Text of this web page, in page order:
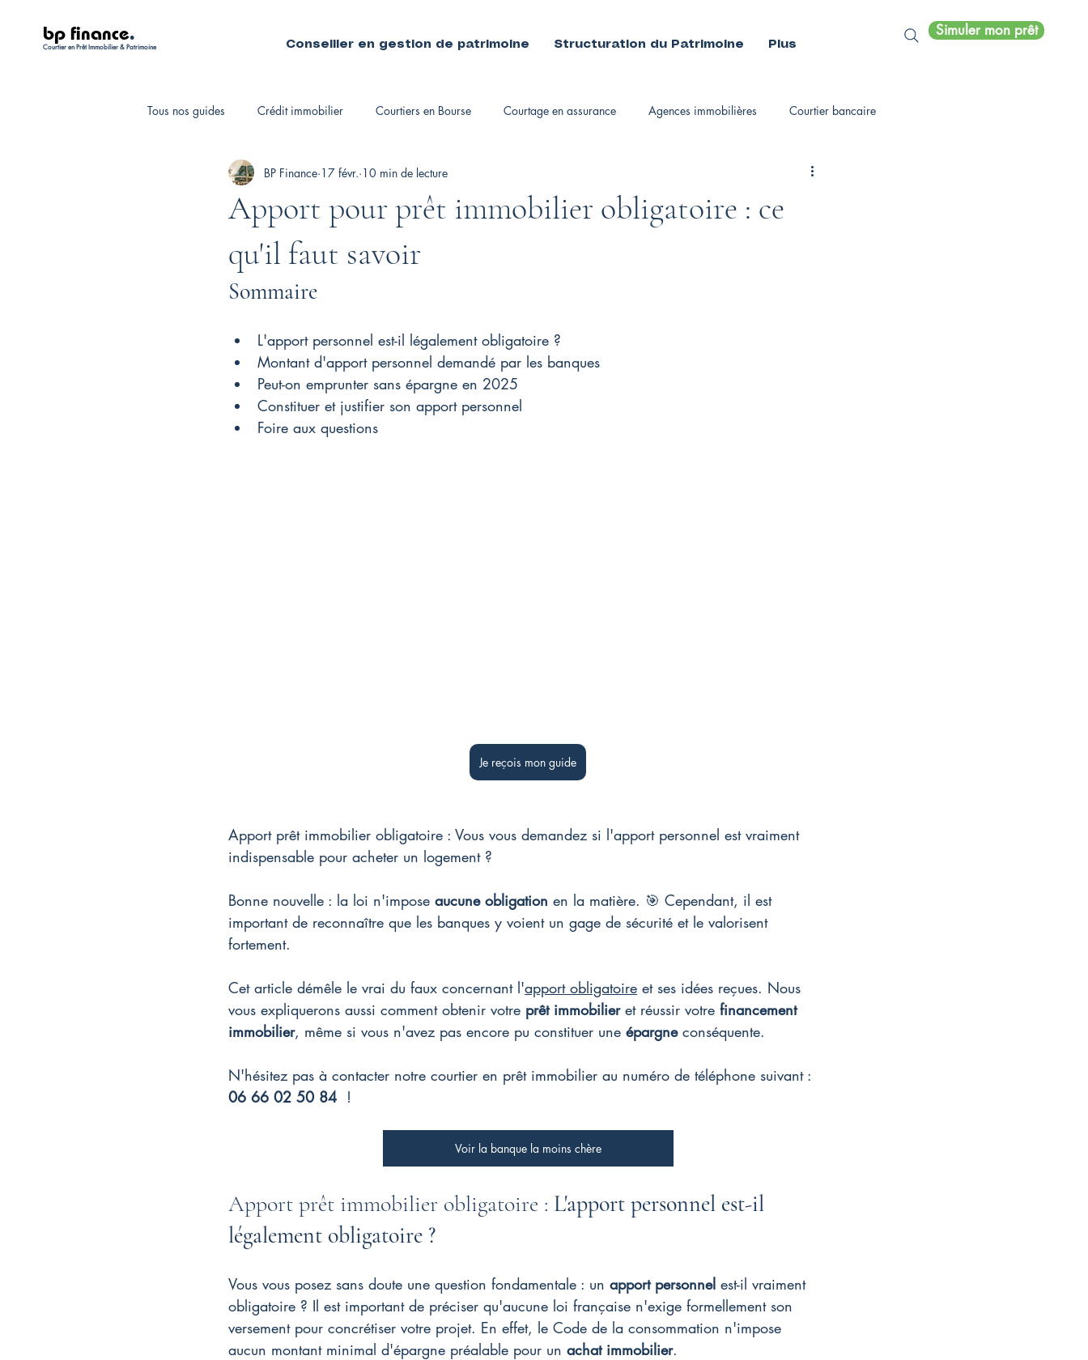
bp finance.
Courtier en Prêt Immobilier & Patrimoine Conseiller en gestion de patrimoine Structuration du Patrimoine Plus
Simuler mon prêt
Tous nos guides Crédit immobilier Courtiers en Bourse Courtage en assurance Agences immobilières Courtier bancaire
Fiscalité personnelle Courtiers immobiliers
Apport pour prêt immobilier obligatoire : ce
qu'il faut savoir
BP Finance 17 févr. 10 min de lecture
Sommaire
L'apport personnel est-il légalement obligatoire ?
Montant d'apport personnel demandé par les banques
Peut-on emprunter sans épargne en 2025
Constituer et justifier son apport personnel
Foire aux questions
Je reçois mon guide
Apport prêt immobilier obligatoire : Vous vous demandez si l'apport personnel est vraiment
indispensable pour acheter un logement ?
Bonne nouvelle : la loi n'impose aucune obligation en la matière. 🎯 Cependant, il est
important de reconnaître que les banques y voient un gage de sécurité et le valorisent
fortement.
Cet article démêle le vrai du faux concernant l'apport obligatoire et ses idées reçues. Nous
vous expliquerons aussi comment obtenir votre prêt immobilier et réussir votre financement
immobilier, même si vous n'avez pas encore pu constituer une épargne conséquente.
N'hésitez pas à contacter notre courtier en prêt immobilier au numéro de téléphone suivant :
06 66 02 50 84 !
Voir la banque la moins chère
Apport prêt immobilier obligatoire : L'apport personnel est-il
légalement obligatoire ?
Vous vous posez sans doute une question fondamentale : un apport personnel est-il vraiment
obligatoire ? Il est important de préciser qu'aucune loi française n'exige formellement son
versement pour concrétiser votre projet. En effet, le Code de la consommation n'impose
aucun montant minimal d'épargne préalable pour un achat immobilier.